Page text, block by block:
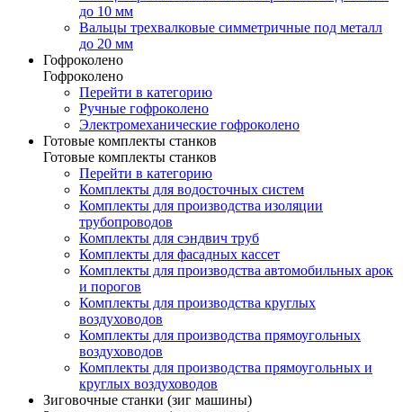
до 10 мм
Вальцы трехвалковые симметричные под металл
до 20 мм
Гофроколено
Гофроколено
Перейти в категорию
Ручные гофроколено
Электромеханические гофроколено
Готовые комплекты станков
Готовые комплекты станков
Перейти в категорию
Комплекты для водосточных систем
Комплекты для производства изоляции
трубопроводов
Комплекты для сэндвич труб
Комплекты для фасадных кассет
Комплекты для производства автомобильных арок
и порогов
Комплекты для производства круглых
воздуховодов
Комплекты для производства прямоугольных
воздуховодов
Комплекты для производства прямоугольных и
круглых воздуховодов
Зиговочные станки (зиг машины)